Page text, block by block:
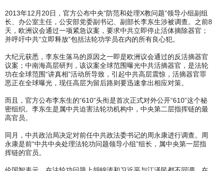
2013年12月20日，官方公布中央“防范和处理X教问题”领导小组副组
长、办公室主任，公安部党委副书记、副部长李东生涉被调查。之前8
天，欧洲议会通过一项紧急议案，要求中共立即停止活体摘除器官；
并呼吁中共“立即释放”包括法轮功学员在内的所有良心犯。
大纪元获悉，李东生落马的原因之一即是欧洲议会通过的反活摘器官
议案；中南海高层研判，该议案全球范围曝光中共活摘器官，是法轮
功在全球范围“讲真相”活动所导致，引起中共高层震惊，活摘器官罪
恶正在全球曝光，现任高层为留后路则要迅速拿出相应对策。
而且，官方公布李东生的“610”头衔是首次正式对外公开“610”这个秘
密组织。李东生是属中共迫害法轮功机构中，中央第二层指挥链的最
高官员。
同月，中共政治局决定对前任中共政法委书记的周永康进行调查。周
永康是前“中共中央处理法轮功问题领导小组”组长，属中央第一层指
挥链的官员。